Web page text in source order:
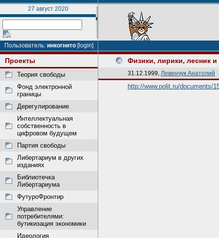
27 август 2020
Пользователь: инкогнито [login]
Проекты
Теория свободы
Фонд электронной
границы
Дерегулирование
Интеллектуальная
собственность в
цифровом будущем
Партия свободы
Либертариум в других
изданиях
Библиотечка
Либертариума
ФутуроФронтир
Управление
потребителями:
бутикизация экономики
Идеология
Физики, лирики, лесник и
31.12.1999, Левенчук Анатолий
http://www.polit.ru/documents/